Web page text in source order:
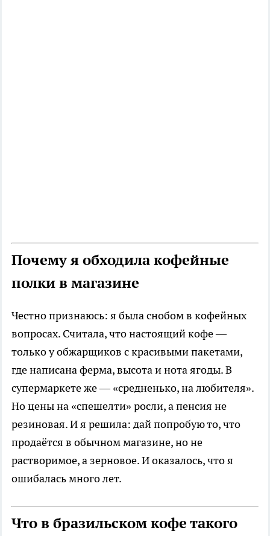
Почему я обходила кофейные
полки в магазине
Честно признаюсь: я была снобом в кофейных
вопросах. Считала, что настоящий кофе —
только у обжарщиков с красивыми пакетами,
где написана ферма, высота и нота ягоды. В
супермаркете же — «средненько, на любителя».
Но цены на «спешелти» росли, а пенсия не
резиновая. И я решила: дай попробую то, что
продаётся в обычном магазине, но не
растворимое, а зерновое. И оказалось, что я
ошибалась много лет.
Что в бразильском кофе такого